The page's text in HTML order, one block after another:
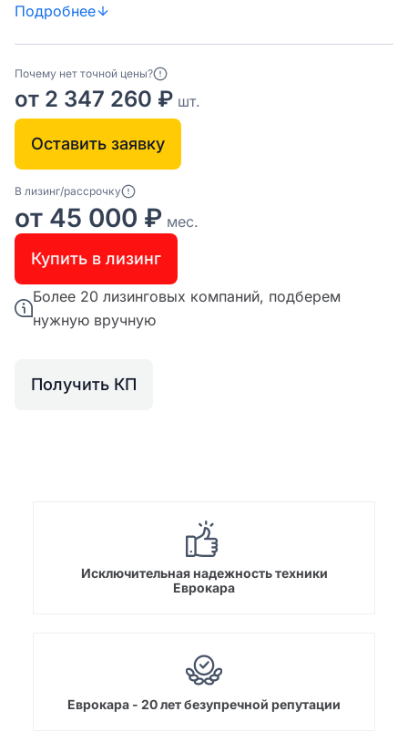
Подробнее
Почему нет точной цены?
от 2 347 260 ₽ шт.
Оставить заявку
В лизинг/рассрочку
от 45 000 ₽ мес.
Купить в лизинг
Более 20 лизинговых компаний, подберем
нужную вручную
Получить КП
Исключительная надежность техники
Еврокара
Еврокара - 20 лет безупречной репутации